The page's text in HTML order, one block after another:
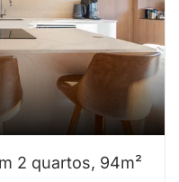
2 quartos, 94m²